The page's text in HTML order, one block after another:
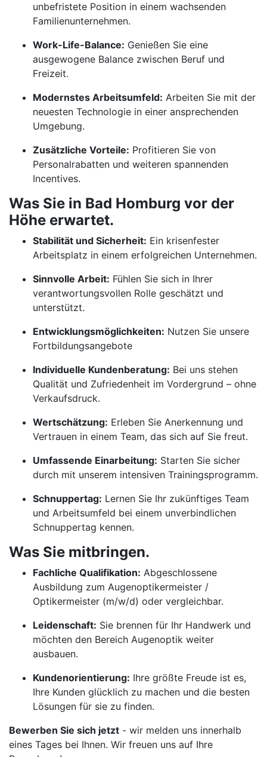
unbefristete Position in einem wachsenden
Familienunternehmen.
Work-Life-Balance: Genießen Sie eine
ausgewogene Balance zwischen Beruf und
Freizeit.
Modernstes Arbeitsumfeld: Arbeiten Sie mit der
neuesten Technologie in einer ansprechenden
Umgebung.
Zusätzliche Vorteile: Profitieren Sie von
Personalrabatten und weiteren spannenden
Incentives.
Was Sie in Bad Homburg vor der
Höhe erwartet.
Stabilität und Sicherheit: Ein krisenfester
Arbeitsplatz in einem erfolgreichen Unternehmen.
Sinnvolle Arbeit: Fühlen Sie sich in Ihrer
verantwortungsvollen Rolle geschätzt und
unterstützt.
Entwicklungsmöglichkeiten: Nutzen Sie unsere
Fortbildungsangebote
Individuelle Kundenberatung: Bei uns stehen
Qualität und Zufriedenheit im Vordergrund – ohne
Verkaufsdruck.
Wertschätzung: Erleben Sie Anerkennung und
Vertrauen in einem Team, das sich auf Sie freut.
Umfassende Einarbeitung: Starten Sie sicher
durch mit unserem intensiven Trainingsprogramm.
Schnuppertag: Lernen Sie Ihr zukünftiges Team
und Arbeitsumfeld bei einem unverbindlichen
Schnuppertag kennen.
Was Sie mitbringen.
Fachliche Qualifikation: Abgeschlossene
Ausbildung zum Augenoptikermeister /
Optikermeister (m/w/d) oder vergleichbar.
Leidenschaft: Sie brennen für Ihr Handwerk und
möchten den Bereich Augenoptik weiter
ausbauen.
Kundenorientierung: Ihre größte Freude ist es,
Ihre Kunden glücklich zu machen und die besten
Lösungen für sie zu finden.
Bewerben Sie sich jetzt - wir melden uns innerhalb
eines Tages bei Ihnen. Wir freuen uns auf Ihre